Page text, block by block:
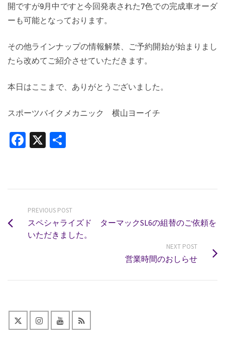
開ですが9月中ですと今回発表された7色での完成車オーダ
ーも可能となっております。
その他ラインナップの情報解禁、ご予約開始が始まりまし
たら改めてご紹介させていただきます。
本日はここまで、ありがとうございました。
スポーツバイクメカニック 横山ヨーイチ
Facebook
X
PREVIOUS POST
スペシャライズド ターマックSL6の組替のご依頼を
いただきました。
NEXT POST
営業時間のおしらせ